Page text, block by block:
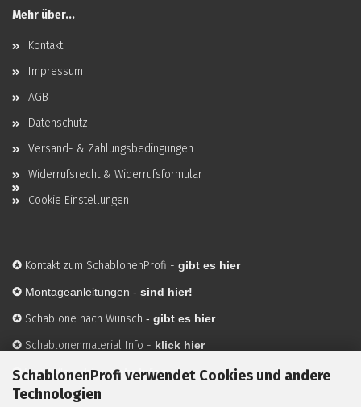
SchablonenProfi verwendet Cookies und andere
Technologien
Mehr über...
Kontakt
Impressum
AGB
Datenschutz
Versand- & Zahlungsbedingungen
Widerrufsrecht & Widerrufsformular
Cookie Einstellungen
✪ Kontakt zum SchablonenProfi - gibt es hier
✪ Montageanleitungen - sind hier!
✪ Schablone nach Wunsch - gibt es hier
✪ Schablonenmaterial Info - klick hier
✪Hersteller-hier mehr Infos